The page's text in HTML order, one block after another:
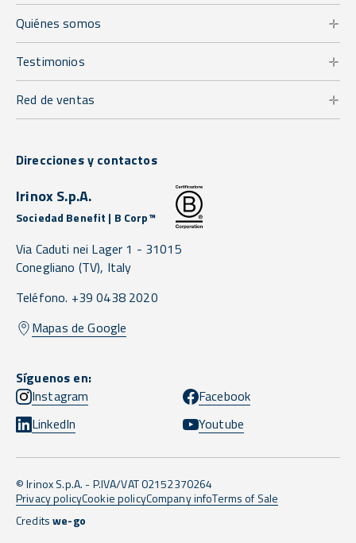
Quiénes somos
Testimonios
Red de ventas
Direcciones y contactos
Irinox S.p.A.
Sociedad Benefit | B Corp™
Via Caduti nei Lager 1 - 31015
Conegliano (TV), Italy
Teléfono. +39 0438 2020
Mapas de Google
Síguenos en:
Instagram
Facebook
LinkedIn
Youtube
© Irinox S.p.A. - P.IVA/VAT 02152370264
Privacy policyCookie policyCompany infoTerms of Sale
Creditswe-go